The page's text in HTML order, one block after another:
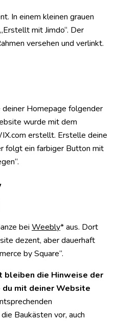
In einem kleinen grauen
mit Jimdo“. Der
versehen und verlinkt.
Homepage folgender
wurde mit dem
erstellt. Erstelle deine
folgt ein farbiger Button mit
bei Weebly* aus. Dort
dezent, aber dauerhaft
by Square“.
bleiben die Hinweise der
mit deiner Website
Baukästen vor, auch